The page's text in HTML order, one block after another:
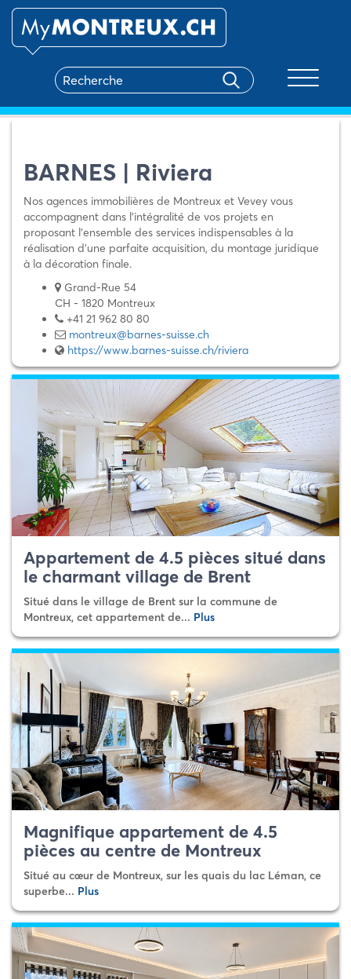
BARNES | Riviera
Nos agences immobilières de Montreux et Vevey vous
accompagnent dans l’intégralité de vos projets en
proposant l’ensemble des services indispensables à la
réalisation d’une parfaite acquisition, du montage juridique
à la décoration finale.
Grand-Rue 54
CH - 1820 Montreux
+41 21 962 80 80
montreux@barnes-suisse.ch
https://www.barnes-suisse.ch/riviera
Appartement de 4.5 pièces situé dans
le charmant village de Brent
Situé dans le village de Brent sur la commune de
Montreux, cet appartement de... Plus
Magnifique appartement de 4.5
pièces au centre de Montreux
Situé au cœur de Montreux, sur les quais du lac Léman, ce
superbe... Plus